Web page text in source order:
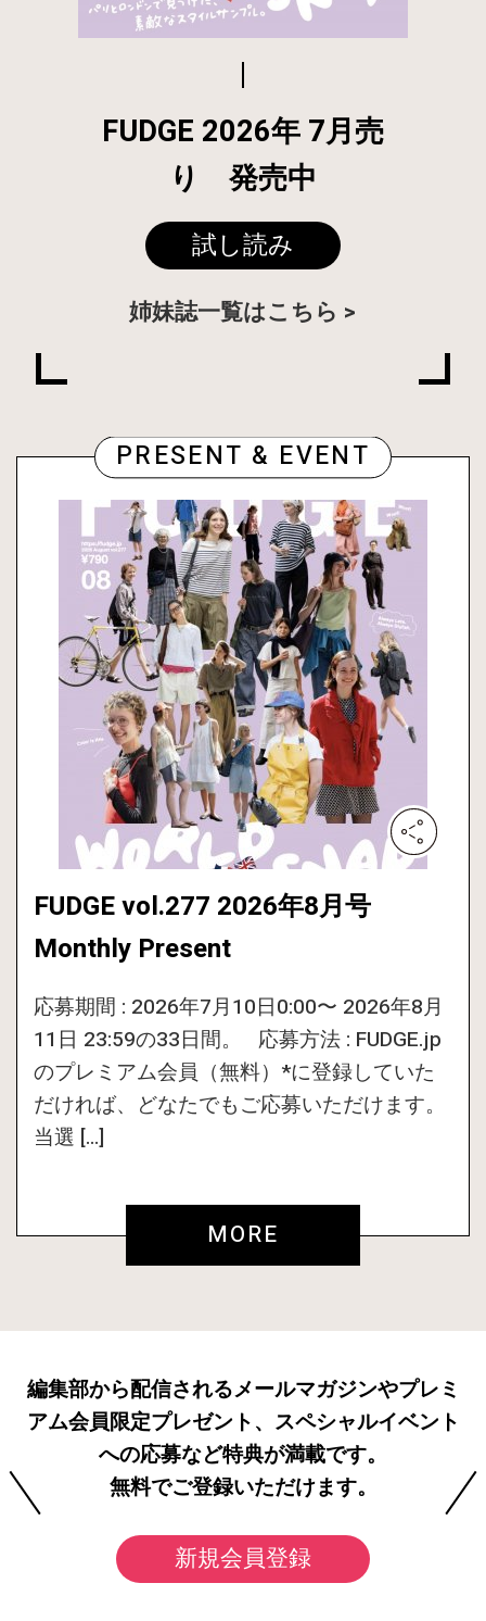
FUDGE 2026年 7月売
り 発売中
試し読み
姉妹誌一覧はこちら
PRESENT & EVENT
FUDGE vol.277 2026年8月号
Monthly Present
応募期間 : 2026年7月10日0:00〜 2026年8月
11日 23:59の33日間。 応募方法 : FUDGE.jp
のプレミアム会員（無料）*に登録していた
だければ、どなたでもご応募いただけます。
当選 […]
MORE
編集部から配信されるメールマガジンやプレミ
アム会員限定プレゼント、スペシャルイベント
への応募など特典が満載です。
無料でご登録いただけます。
新規会員登録